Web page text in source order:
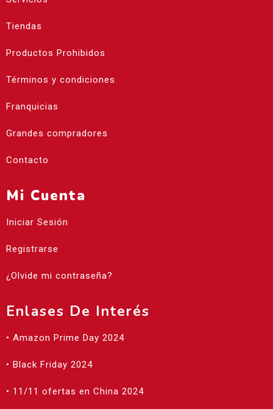
Tiendas
Productos Prohibidos
Términos y condiciones
Franquicias
Grandes compradores
Contacto
Mi Cuenta
Iniciar Sesión
Registrarse
¿Olvide mi contraseña?
Enlases De Interés
• Amazon Prime Day 2024
• Black Friday 2024
• 11/11 ofertas en China 2024